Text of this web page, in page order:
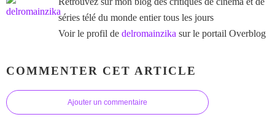
séries télé du monde entier tous les jours
Voir le profil de delromainzika sur le portail Overblog
COMMENTER CET ARTICLE
Ajouter un commentaire